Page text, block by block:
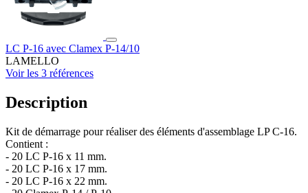
LC P-16 avec Clamex P-14/10
LAMELLO
Voir les 3 références
Description
Kit de démarrage pour réaliser des éléments d'assemblage LP C-16.
Contient :
- 20 LC P-16 x 11 mm.
- 20 LC P-16 x 17 mm.
- 20 LC P-16 x 22 mm.